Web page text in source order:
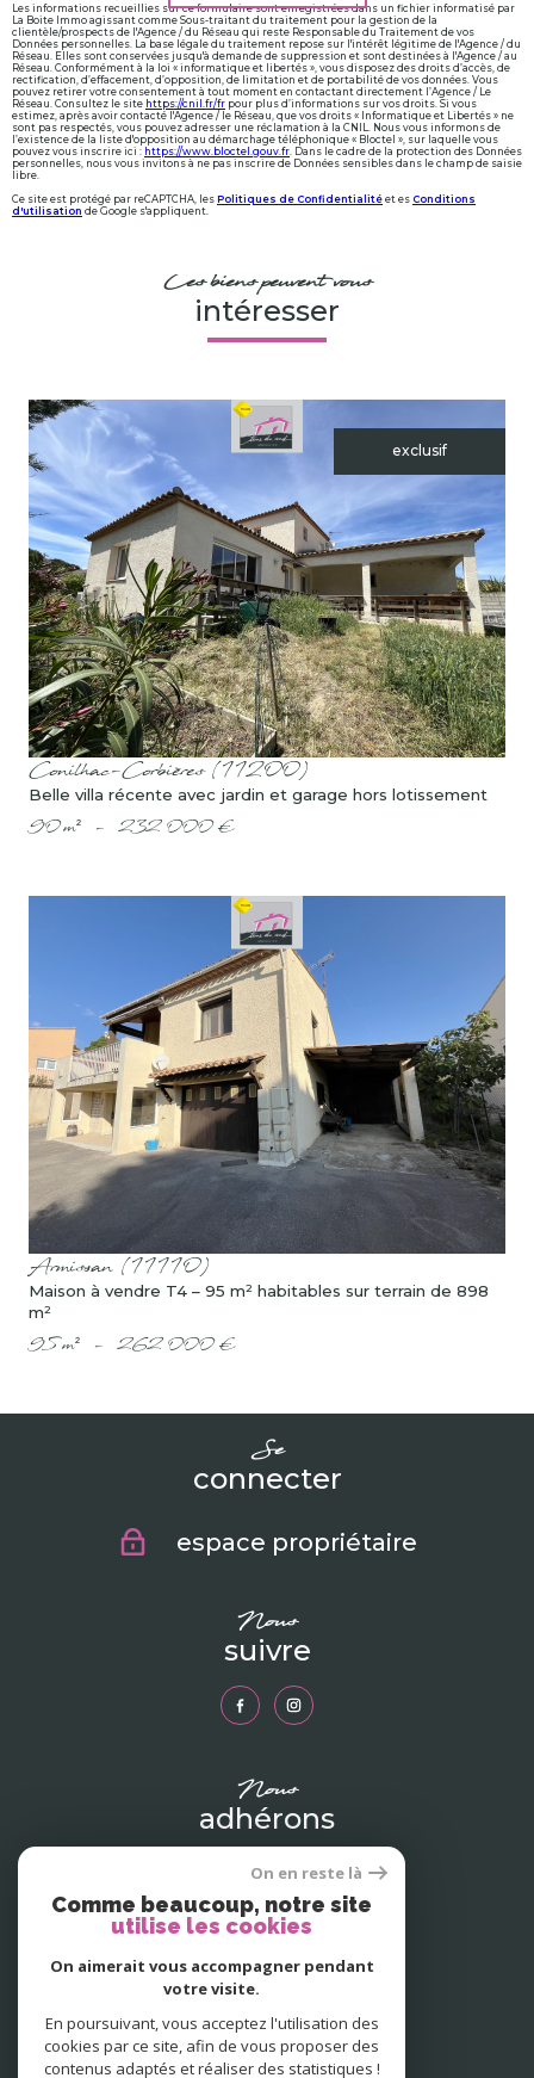
Les informations recueillies sur ce formulaire sont enregistrées dans un fichier informatisé par
La Boite Immo agissant comme Sous-traitant du traitement pour la gestion de la
clientèle/prospects de l'Agence / du Réseau qui reste Responsable du Traitement de vos
Données personnelles. La base légale du traitement repose sur l'intérêt légitime de l'Agence / du
Réseau. Elles sont conservées jusqu'à demande de suppression et sont destinées à l'Agence / au
Réseau. Conformément à la loi « informatique et libertés », vous disposez des droits d’accès, de
rectification, d’effacement, d’opposition, de limitation et de portabilité de vos données. Vous
pouvez retirer votre consentement à tout moment en contactant directement l’Agence / Le
Réseau. Consultez le site https://cnil.fr/fr pour plus d’informations sur vos droits. Si vous
estimez, après avoir contacté l'Agence / le Réseau, que vos droits « Informatique et Libertés » ne
sont pas respectés, vous pouvez adresser une réclamation à la CNIL. Nous vous informons de
l’existence de la liste d'opposition au démarchage téléphonique « Bloctel », sur laquelle vous
pouvez vous inscrire ici : https://www.bloctel.gouv.fr . Dans le cadre de la protection des Données
personnelles, nous vous invitons à ne pas inscrire de Données sensibles dans le champ de saisie
libre.
Ce site est protégé par reCAPTCHA, les Politiques de Confidentialité et es Conditions
d'utilisation de Google s'appliquent.
Ces biens peuvent vous
intéresser
exclusif
voir le bien
Conilhac-Corbières (11200)
Belle villa récente avec jardin et garage hors lotissement
90 m² - 232 000 €
voir le bien
Armissan (11110)
Maison à vendre T4 – 95 m² habitables sur terrain de 898
m²
95 m² - 262 000 €
se
connecter
espace propriétaire
nous
suivre
nous
adhérons
On en reste là
Comme beaucoup, notre site
utilise les cookies
On aimerait vous accompagner pendant
votre visite.
En poursuivant, vous acceptez l'utilisation des
cookies par ce site, afin de vous proposer des
contenus adaptés et réaliser des statistiques !